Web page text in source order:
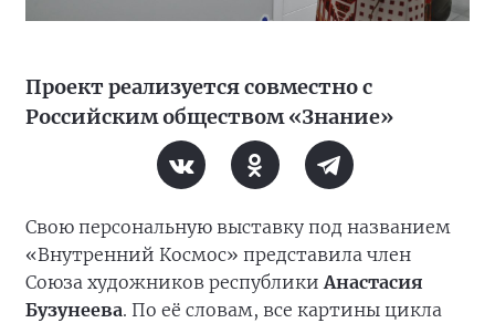
Проект реализуется совместно с
Российским обществом «Знание»
Свою персональную выставку под названием
«Внутренний Космос» представила член
Союза художников республики Анастасия
Бузунеева. По её словам, все картины цикла